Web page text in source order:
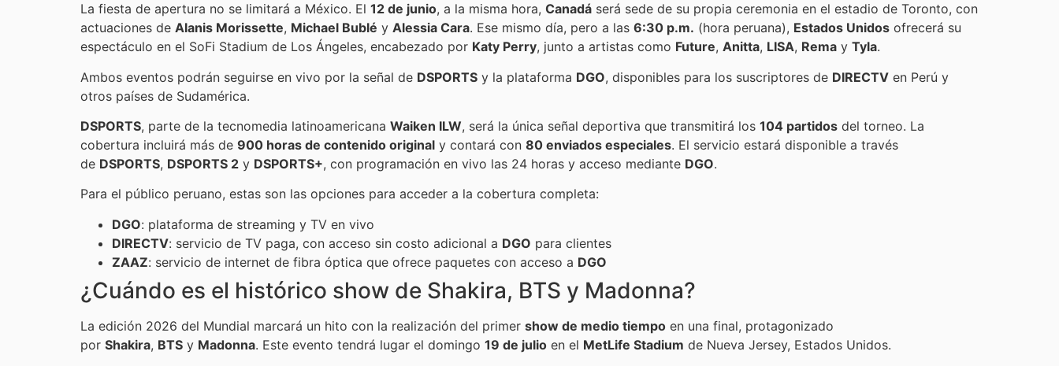
La fiesta de apertura no se limitará a México. El 12 de junio, a la misma hora, Canadá será sede de su propia ceremonia en el estadio de Toronto, con
actuaciones de Alanis Morissette, Michael Bublé y Alessia Cara. Ese mismo día, pero a las 6:30 p.m. (hora peruana), Estados Unidos ofrecerá su
espectáculo en el SoFi Stadium de Los Ángeles, encabezado por Katy Perry, junto a artistas como Future, Anitta, LISA, Rema y Tyla.
Ambos eventos podrán seguirse en vivo por la señal de DSPORTS y la plataforma DGO, disponibles para los suscriptores de DIRECTV en Perú y
otros países de Sudamérica.
DSPORTS, parte de la tecnomedia latinoamericana Waiken ILW, será la única señal deportiva que transmitirá los 104 partidos del torneo. La
cobertura incluirá más de 900 horas de contenido original y contará con 80 enviados especiales. El servicio estará disponible a través
de DSPORTS, DSPORTS 2 y DSPORTS+, con programación en vivo las 24 horas y acceso mediante DGO.
Para el público peruano, estas son las opciones para acceder a la cobertura completa:
DGO: plataforma de streaming y TV en vivo
DIRECTV: servicio de TV paga, con acceso sin costo adicional a DGO para clientes
ZAAZ: servicio de internet de fibra óptica que ofrece paquetes con acceso a DGO
¿Cuándo es el histórico show de Shakira, BTS y Madonna?
La edición 2026 del Mundial marcará un hito con la realización del primer show de medio tiempo en una final, protagonizado
por Shakira, BTS y Madonna. Este evento tendrá lugar el domingo 19 de julio en el MetLife Stadium de Nueva Jersey, Estados Unidos.